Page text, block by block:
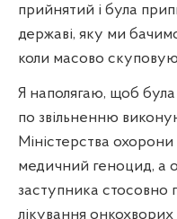
прийнятий і була
державі, яку ми
коли масово
Я наполягаю, щоб
по звільненню
Міністерства
медичний геноцид, а
заступника стосовно
лікування